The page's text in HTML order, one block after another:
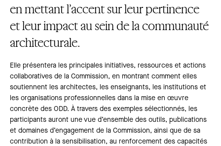
en mettant l’accent sur leur pertinence
et leur impact au sein de la communauté
architecturale.
Elle présentera les principales initiatives, ressources et actions
collaboratives de la Commission, en montrant comment elles
soutiennent les architectes, les enseignants, les institutions et
les organisations professionnelles dans la mise en œuvre
concrète des ODD. À travers des exemples sélectionnés, les
participants auront une vue d’ensemble des outils, publications
et domaines d’engagement de la Commission, ainsi que de sa
contribution à la sensibilisation, au renforcement des capacités